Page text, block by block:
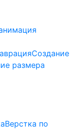
Создание
размера
Верстка по